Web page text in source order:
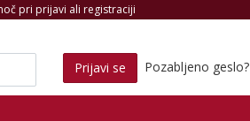
pri prijavi ali registraciji
Prijavi se Pozabljeno geslo?